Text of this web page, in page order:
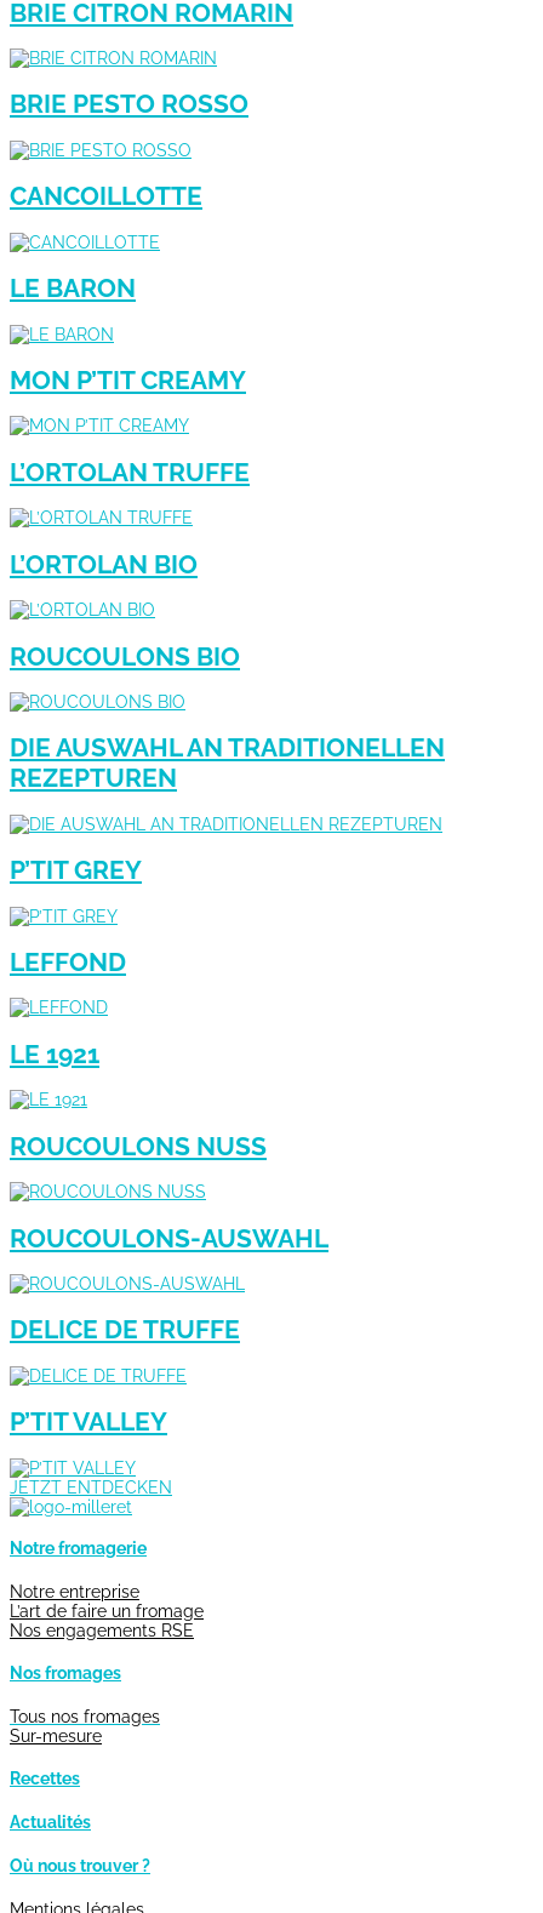
BRIE CITRON ROMARIN
BRIE PESTO ROSSO
CANCOILLOTTE
LE BARON
MON P’TIT CREAMY
L’ORTOLAN TRUFFE
L’ORTOLAN BIO
ROUCOULONS BIO
DIE AUSWAHL AN TRADITIONELLEN
REZEPTUREN
P’TIT GREY
LEFFOND
LE 1921
ROUCOULONS NUSS
ROUCOULONS-AUSWAHL
DELICE DE TRUFFE
P’TIT VALLEY
JETZT ENTDECKEN
Notre fromagerie
Notre entreprise
L’art de faire un fromage
Nos engagements RSE
Nos fromages
Tous nos fromages
Sur-mesure
Recettes
Actualités
Où nous trouver ?
Mentions légales